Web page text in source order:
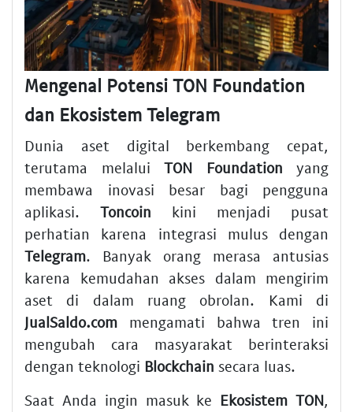
Mengenal Potensi TON Foundation
dan Ekosistem Telegram
Dunia aset digital berkembang cepat,
terutama melalui TON Foundation yang
membawa inovasi besar bagi pengguna
aplikasi. Toncoin kini menjadi pusat
perhatian karena integrasi mulus dengan
Telegram. Banyak orang merasa antusias
karena kemudahan akses dalam mengirim
aset di dalam ruang obrolan. Kami di
JualSaldo.com mengamati bahwa tren ini
mengubah cara masyarakat berinteraksi
dengan teknologi Blockchain secara luas.
Saat Anda ingin masuk ke Ekosistem TON,